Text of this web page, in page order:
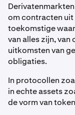
om contracten uit
toekomstige
van alles zijn,
uitkomsten van
obligaties.
In protocollen
in echte assets
de vorm van